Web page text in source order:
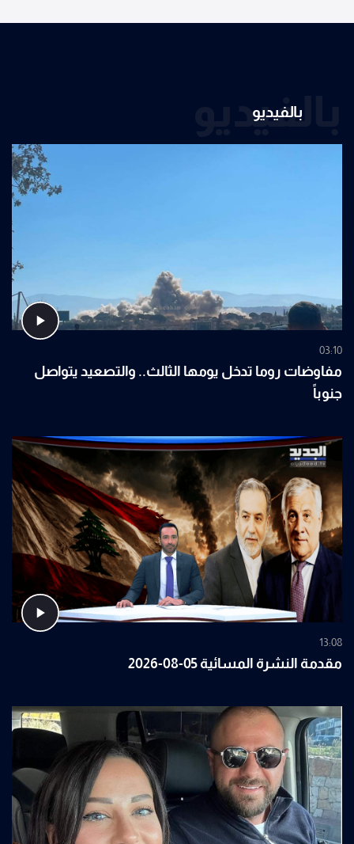
بالفيديو
بالفيديو
03:10
مفاوضات روما تدخل يومها الثالث.. والتصعيد يتواصل
جنوباً
13:08
مقدمة النشرة المسائية 05-08-2026